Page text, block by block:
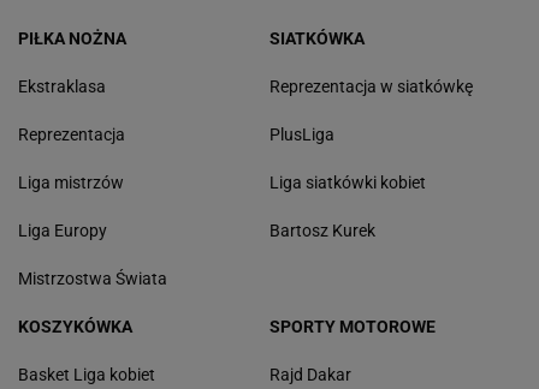
PIŁKA NOŻNA
Ekstraklasa
Reprezentacja
Liga mistrzów
Liga Europy
Mistrzostwa Świata
SIATKÓWKA
Reprezentacja w siatkówkę
PlusLiga
Liga siatkówki kobiet
Bartosz Kurek
KOSZYKÓWKA
Basket Liga kobiet
SPORTY MOTOROWE
Rajd Dakar